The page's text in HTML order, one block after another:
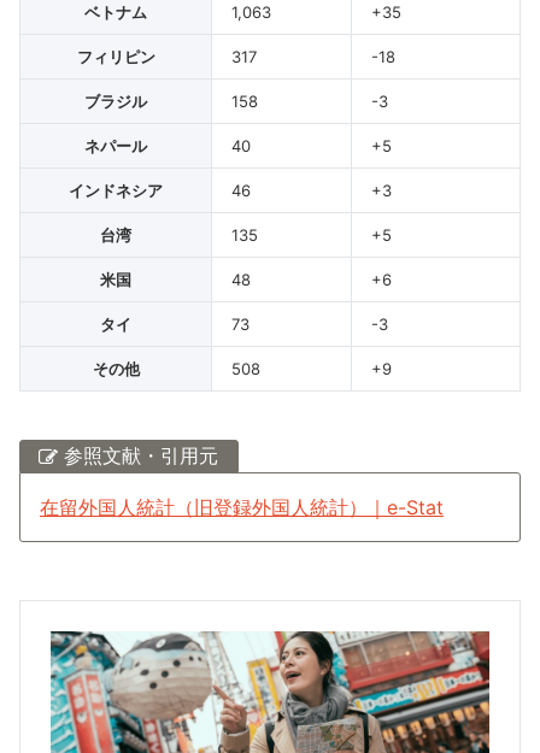
ベトナム 1,063 +35
フィリピン 317 -18
ブラジル 158 -3
ネパール 40 +5
インドネシア 46 +3
台湾 135 +5
米国 48 +6
タイ 73 -3
その他 508 +9
参照文献・引用元
在留外国人統計（旧登録外国人統計）｜e-Stat